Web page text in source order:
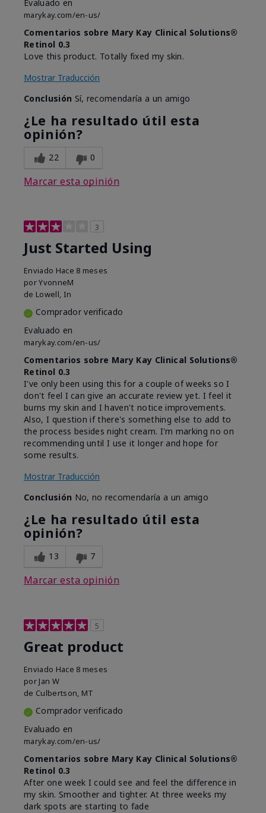
Evaluado en
marykay.com/en-us/
Comentarios sobre Mary Kay Clinical Solutions®
Retinol 0.3
Love this product. Totally fixed my skin.
Mostrar Traducción
Conclusión Sí, recomendaría a un amigo
¿Le ha resultado útil esta
opinión?
22 0
Marcar esta opinión
3
Just Started Using
Enviado Hace 8 meses
porYvonneM
de Lowell, In
Comprador verificado
Evaluado en
marykay.com/en-us/
Comentarios sobre Mary Kay Clinical Solutions®
Retinol 0.3
I've only been using this for a couple of weeks so I
don't feel I can give an accurate review yet. I feel it
burns my skin and I haven't notice improvements.
Also, I question if there's something else to add to
the process besides night cream. I'm marking no on
recommending until I use it longer and hope for
some results.
Mostrar Traducción
Conclusión No, no recomendaría a un amigo
¿Le ha resultado útil esta
opinión?
13 7
Marcar esta opinión
5
Great product
Enviado Hace 8 meses
por Jan W
de Culbertson, MT
Comprador verificado
Evaluado en
marykay.com/en-us/
Comentarios sobre Mary Kay Clinical Solutions®
Retinol 0.3
After one week I could see and feel the difference in
my skin. Smoother and tighter. At three weeks my
dark spots are starting to fade